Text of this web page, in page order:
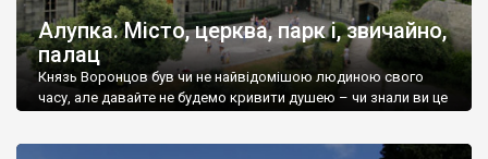
Алупка. Місто, церква, парк і, звичайно,
палац
Князь Воронцов був чи не найвідомішою людиною свого
часу, але давайте не будемо кривити душею – чи знали ви це